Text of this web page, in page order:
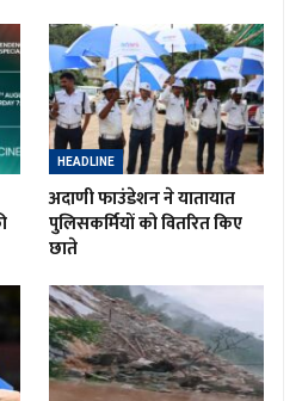
HEADLINE
अदाणी फाउंडेशन ने यातायात
पुलिसकर्मियों को वितरित किए
छाते